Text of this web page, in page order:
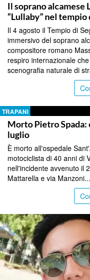
Il soprano alcamese
“Lullaby” nel tempio
Il 4 agosto il Tempio di
immersivo del soprano
compositore romano
respiro internazionale
scenografia naturale di
TRAPANI
Morto Pietro Spada:
luglio
È morto all'ospedale
motociclista di 40 anni di
nell'incidente avvenuto il
Mattarella e via